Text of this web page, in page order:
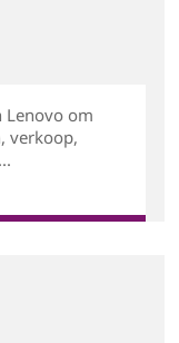
Lenovo om
verkoop,